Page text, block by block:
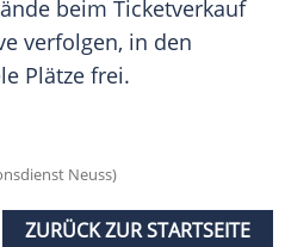
beim Ticketverkauf
verfolgen, in den
Plätze frei.
Neuss)
ZURÜCK ZUR STARTSEITE